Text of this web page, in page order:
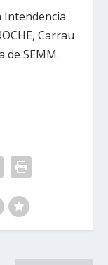
Intendencia
Carrau
de SEMM.